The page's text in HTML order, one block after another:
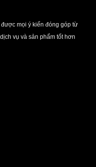
mọi ý kiến đóng góp từ
vụ và sản phẩm tốt hơn